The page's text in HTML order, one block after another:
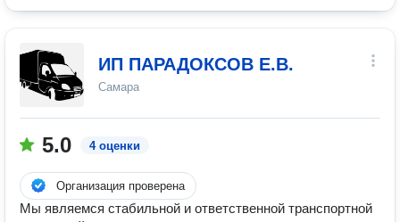
ИП ПАРАДОКСОВ Е.В.
Самара
5.0 4 оценки
Организация проверена
Мы являемся стабильной и ответственной транспортной